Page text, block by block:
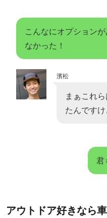
こんなにオプション
なかった！
濱松
まぁこれ
たんですけ
君
アウトドア好きなら